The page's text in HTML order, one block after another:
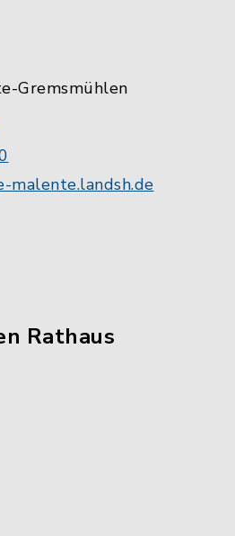
Gremsmühlen
malente.landsh.de
Rathaus